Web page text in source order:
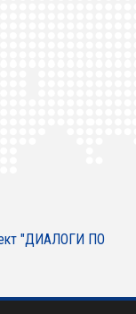
"ДИАЛОГИ ПО